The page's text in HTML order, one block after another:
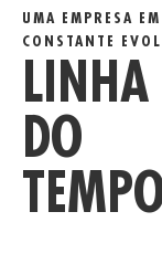
UMA EMPRESA EM
CONSTANTE
LINHA
DO